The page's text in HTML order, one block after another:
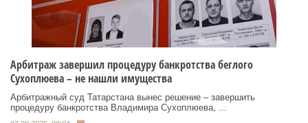
Арбитраж завершил процедуру банкротства беглого
Сухоплюева – не нашли имущества
Арбитражный суд Татарстана вынес решение – завершить
процедуру банкротства Владимира Сухоплюева, ...